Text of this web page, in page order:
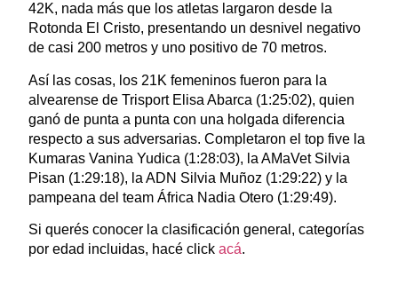
42K, nada más que los atletas largaron desde la
Rotonda El Cristo, presentando un desnivel negativo
de casi 200 metros y uno positivo de 70 metros.
Así las cosas, los 21K femeninos fueron para la
alvearense de Trisport Elisa Abarca (1:25:02), quien
ganó de punta a punta con una holgada diferencia
respecto a sus adversarias. Completaron el top five la
Kumaras Vanina Yudica (1:28:03), la AMaVet Silvia
Pisan (1:29:18), la ADN Silvia Muñoz (1:29:22) y la
pampeana del team África Nadia Otero (1:29:49).
Si querés conocer la clasificación general, categorías
por edad incluidas, hacé click acá.